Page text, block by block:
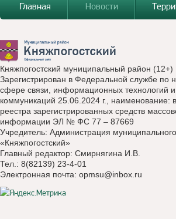
Главная
Новости
Княжпогостский муниципальный район (12+)
Зарегистрирован в Федеральной службе по
сфере связи, информационных технологий
коммуникаций 25.06.2024 г., наименование:
реестра зарегистрированных средств
информации ЭЛ № ФС 77 – 87669
Учредитель: Администрация муниципального
«Княжпогостский»
Главный редактор: Смирнягина И.В.
Тел.: 8(82139) 23-4-01
Электронная почта: opmsu@inbox.ru